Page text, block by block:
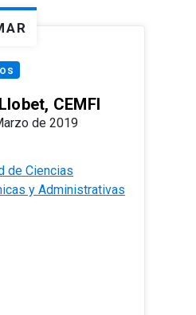
CEMFI
de 2019
de Ciencias
y Administrativas